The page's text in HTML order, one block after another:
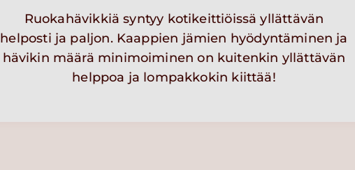
Ruokahävikkiä syntyy kotikeittiöissä yllättävän
helposti ja paljon. Kaappien jämien hyödyntäminen ja
hävikin määrä minimoiminen on kuitenkin yllättävän
helppoa ja lompakkokin kiittää!